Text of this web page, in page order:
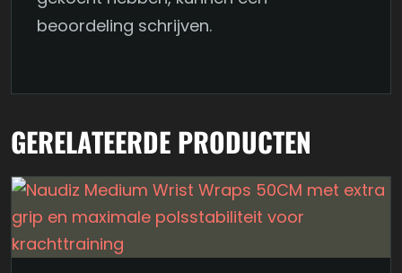
beoordeling schrijven.
GERELATEERDE PRODUCTEN